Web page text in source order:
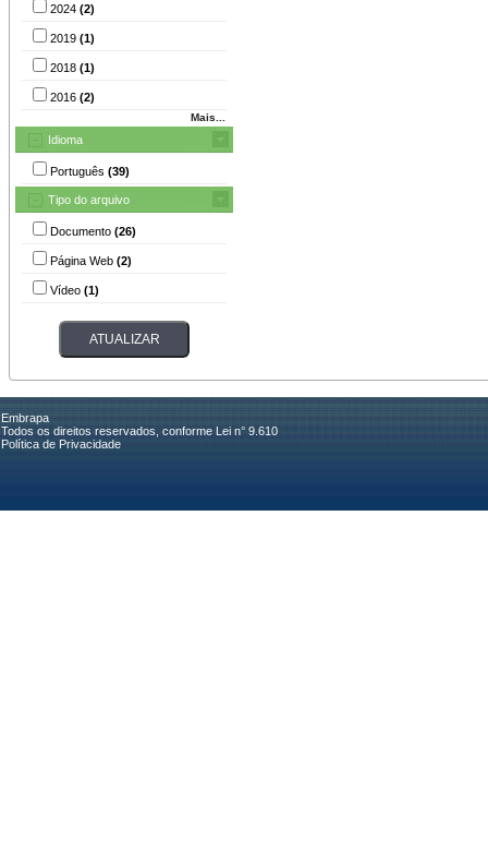
2024 (2)
2019 (1)
2018 (1)
2016 (2)
Mais...
Idioma
Português (39)
Tipo do arquivo
Documento (26)
Página Web (2)
Vídeo (1)
Embrapa
Todos os direitos reservados, conforme Lei n° 9.610
Política de Privacidade